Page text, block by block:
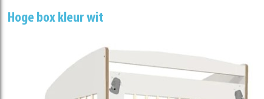
Hoge box kleur wit